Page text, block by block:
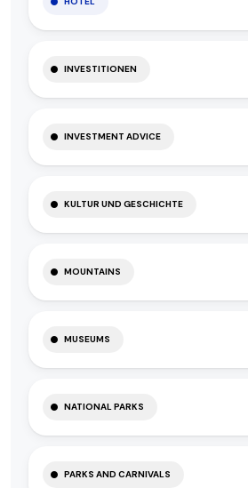
INVESTITIONEN
INVESTMENT ADVICE
KULTUR UND GESCHICHTE
MOUNTAINS
MUSEUMS
NATIONAL PARKS
PARKS AND CARNIVALS